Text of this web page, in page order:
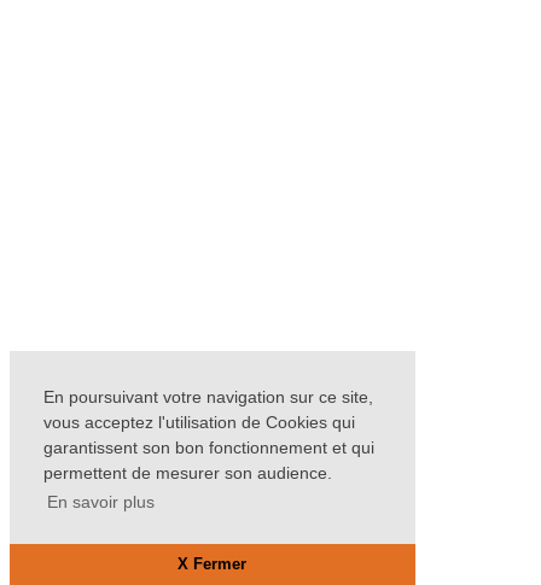
En poursuivant votre navigation sur ce site,
vous acceptez l'utilisation de Cookies qui
garantissent son bon fonctionnement et qui
permettent de mesurer son audience.
En savoir plus
X Fermer